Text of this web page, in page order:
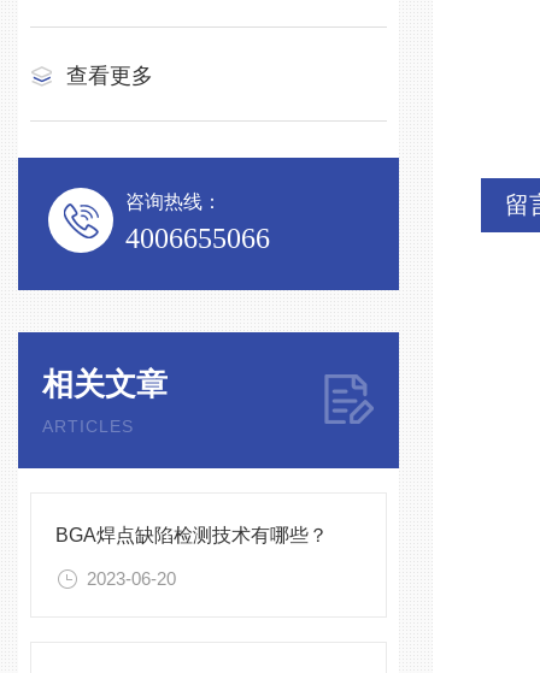
查看更多
咨询热线：
4006655066
相关文章
ARTICLES
BGA焊点缺陷检测技术有哪些？
2023-06-20
留